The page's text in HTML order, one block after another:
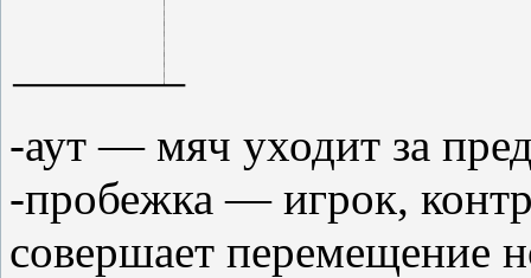
-аут — мяч уходит за
-пробежка — игрок,
совершает перемещение